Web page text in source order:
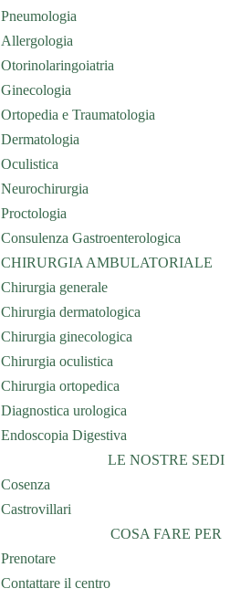
Pneumologia
Allergologia
Otorinolaringoiatria
Ginecologia
Ortopedia e Traumatologia
Dermatologia
Oculistica
Neurochirurgia
Proctologia
Consulenza Gastroenterologica
CHIRURGIA AMBULATORIALE
Chirurgia generale
Chirurgia dermatologica
Chirurgia ginecologica
Chirurgia oculistica
Chirurgia ortopedica
Diagnostica urologica
Endoscopia Digestiva
LE NOSTRE SEDI
Cosenza
Castrovillari
COSA FARE PER
Prenotare
Contattare il centro